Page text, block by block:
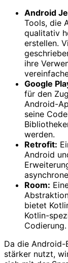
Android
Tools, die
qualitativ
erstellen.
ihre
Google
für den
Android-
seine
werden.
Retrofit:
Android
Room:
bietet
Kotlin-
Codierung.
Da die
stärker nutzt,